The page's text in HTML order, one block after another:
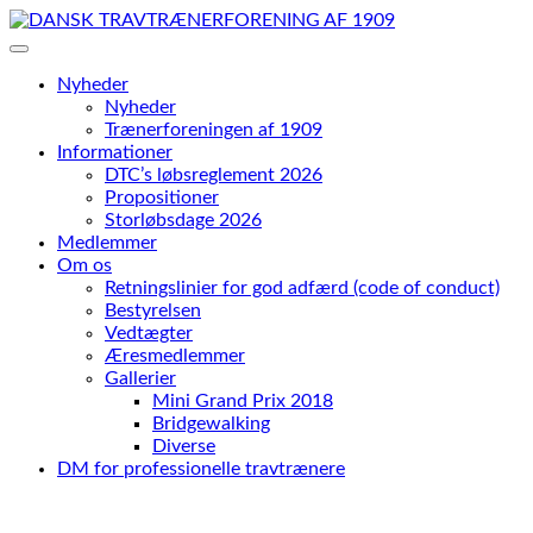
Skip
to
Nyheder
Nyheder
Trænerforeningen af 1909
Informationer
DTC’s løbsreglement 2026
Propositioner
Storløbsdage 2026
Medlemmer
Om os
Retningslinier for god adfærd (code of conduct)
Bestyrelsen
Vedtægter
Æresmedlemmer
Gallerier
Mini Grand Prix 2018
Bridgewalking
Diverse
DM for professionelle travtrænere